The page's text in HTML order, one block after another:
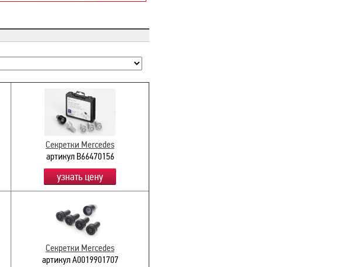
Секретки Mercedes
артикул B66470156
узнать цену
Секретки Mercedes
артикул A0019901707